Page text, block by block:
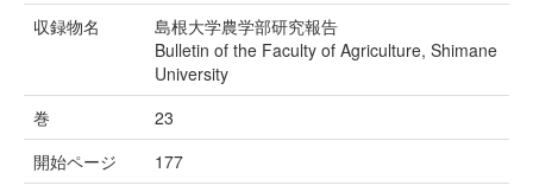
収録物名
島根大学農学部研究報告
Bulletin of the Faculty of Agriculture, Shimane
University
巻
23
開始ページ
177